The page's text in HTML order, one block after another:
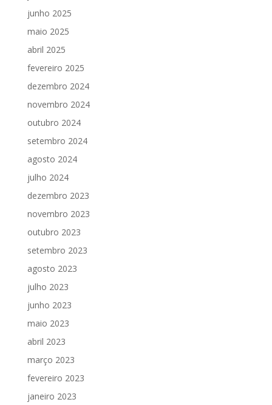
junho 2025
maio 2025
abril 2025
fevereiro 2025
dezembro 2024
novembro 2024
outubro 2024
setembro 2024
agosto 2024
julho 2024
dezembro 2023
novembro 2023
outubro 2023
setembro 2023
agosto 2023
julho 2023
junho 2023
maio 2023
abril 2023
março 2023
fevereiro 2023
janeiro 2023